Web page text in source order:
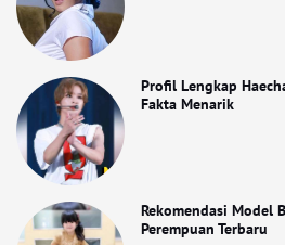
Profil Lengkap
Fakta Menarik
Rekomendasi Model
Perempuan Terbaru